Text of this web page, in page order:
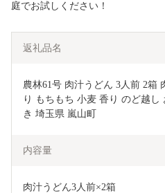
庭でお試しください！
返礼品名
農林61号 肉汁うどん 3人前 2箱
り もちもち 小麦 香り のど越
き 埼玉県 嵐山町
内容量
肉汁うどん3人前×2箱